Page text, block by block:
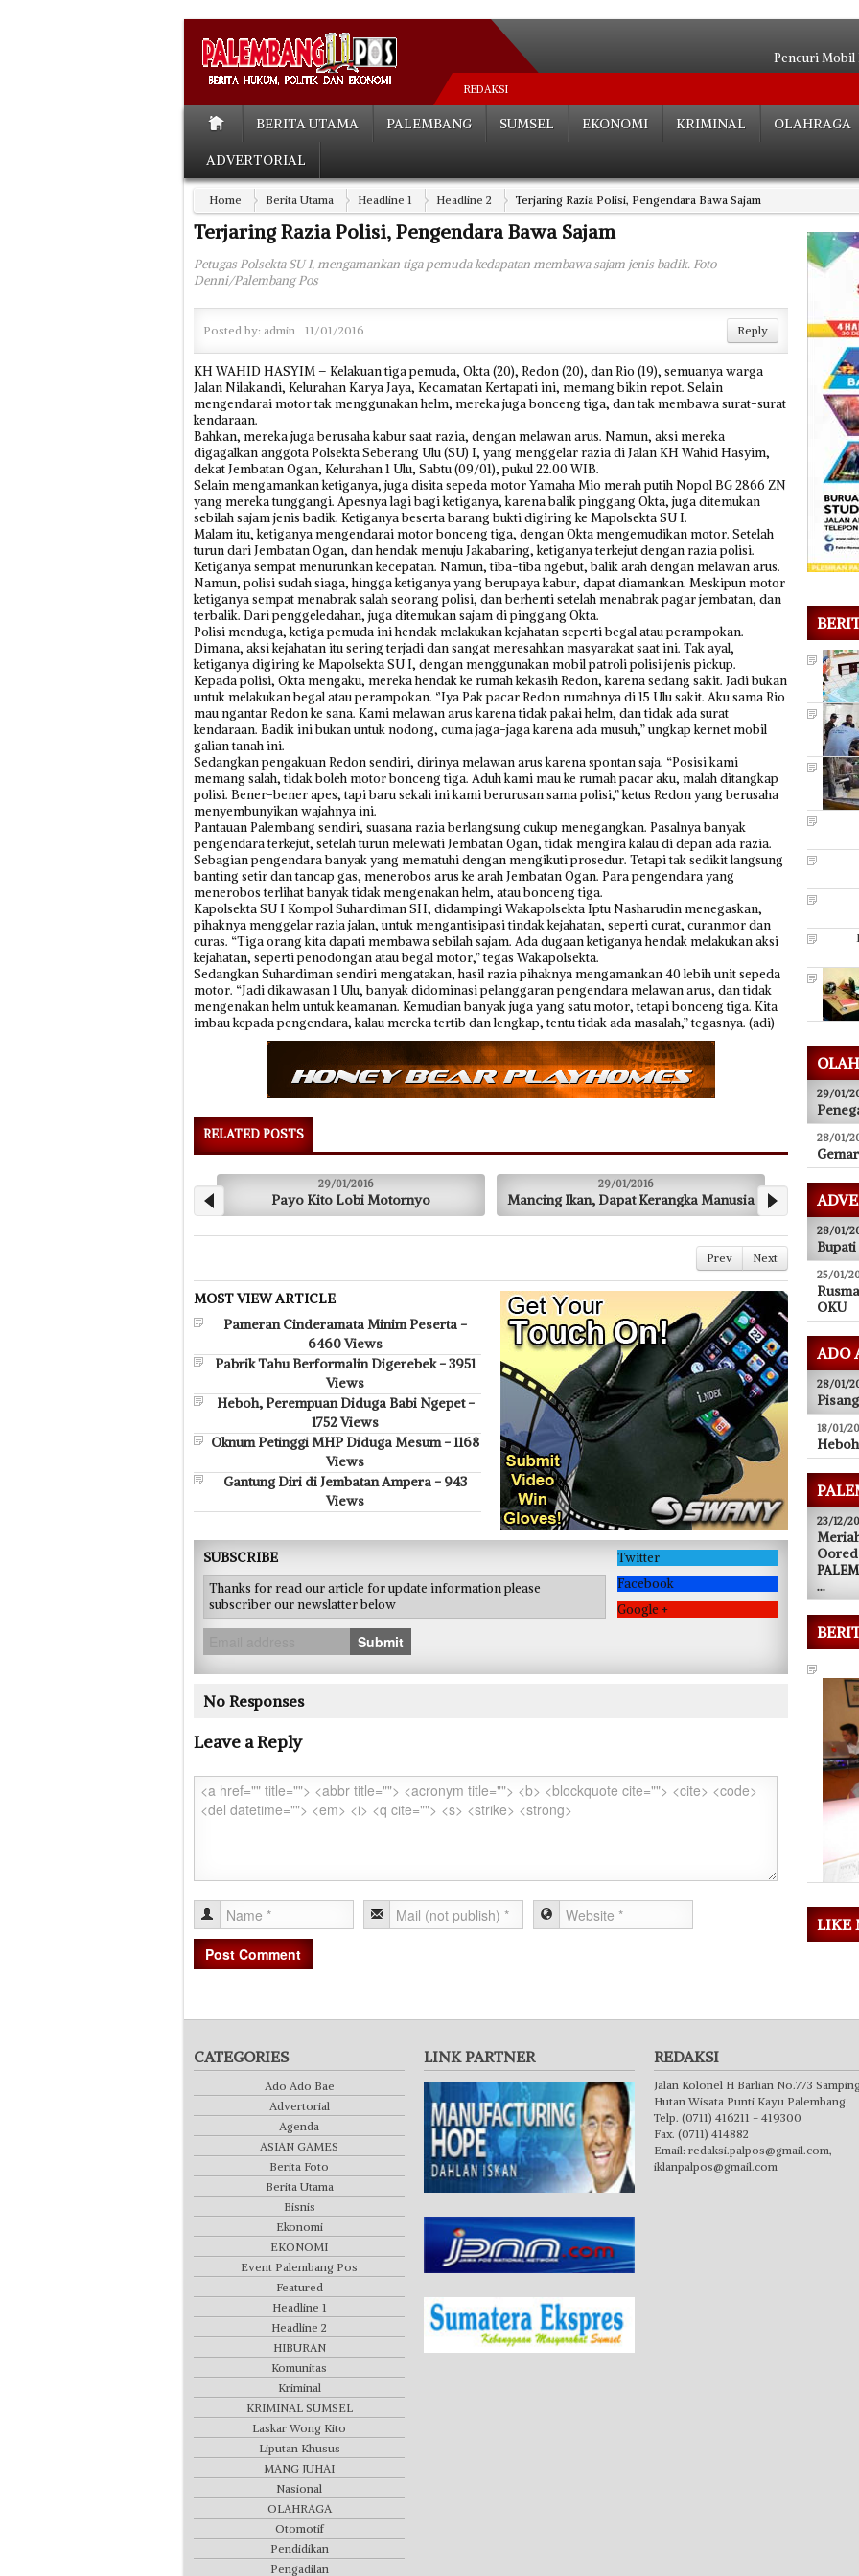
Pencuri Mobil
Tiga Mobil
Mobil Dewan
4 Tahun Jadi
Ratusan
Terjaring Razia Polisi,
Menhub:
Truk Ekspedisi Takut
REDAKSI
BERITA UTAMA PALEMBANG SUMSEL EKONOMI KRIMINAL OLAHRAGA
ADVERTORIAL
Home Berita Utama Headline 1 Headline 2 Terjaring Razia Polisi, Pengendara Bawa Sajam
Terjaring Razia Polisi, Pengendara Bawa Sajam
Petugas Polsekta SU I, mengamankan tiga pemuda kedapatan membawa sajam jenis badik. Foto
Denni/Palembang Pos
Posted by: admin 11/01/2016 Reply
KH WAHID HASYIM – Kelakuan tiga pemuda, Okta (20), Redon (20), dan Rio (19), semuanya warga
Jalan Nilakandi, Kelurahan Karya Jaya, Kecamatan Kertapati ini, memang bikin repot. Selain
mengendarai motor tak menggunakan helm, mereka juga bonceng tiga, dan tak membawa surat-surat
kendaraan.
Bahkan, mereka juga berusaha kabur saat razia, dengan melawan arus. Namun, aksi mereka
digagalkan anggota Polsekta Seberang Ulu (SU) I, yang menggelar razia di Jalan KH Wahid Hasyim,
dekat Jembatan Ogan, Kelurahan 1 Ulu, Sabtu (09/01), pukul 22.00 WIB.
Selain mengamankan ketiganya, juga disita sepeda motor Yamaha Mio merah putih Nopol BG 2866 ZN
yang mereka tunggangi. Apesnya lagi bagi ketiganya, karena balik pinggang Okta, juga ditemukan
sebilah sajam jenis badik. Ketiganya beserta barang bukti digiring ke Mapolsekta SU I.
Malam itu, ketiganya mengendarai motor bonceng tiga, dengan Okta mengemudikan motor. Setelah
turun dari Jembatan Ogan, dan hendak menuju Jakabaring, ketiganya terkejut dengan razia polisi.
Ketiganya sempat menurunkan kecepatan. Namun, tiba-tiba ngebut, balik arah dengan melawan arus.
Namun, polisi sudah siaga, hingga ketiganya yang berupaya kabur, dapat diamankan. Meskipun motor
ketiganya sempat menabrak salah seorang polisi, dan berhenti setelah menabrak pagar jembatan, dan
terbalik. Dari penggeledahan, juga ditemukan sajam di pinggang Okta.
Polisi menduga, ketiga pemuda ini hendak melakukan kejahatan seperti begal atau perampokan.
Dimana, aksi kejahatan itu sering terjadi dan sangat meresahkan masyarakat saat ini. Tak ayal,
ketiganya digiring ke Mapolsekta SU I, dengan menggunakan mobil patroli polisi jenis pickup.
Kepada polisi, Okta mengaku, mereka hendak ke rumah kekasih Redon, karena sedang sakit. Jadi bukan
untuk melakukan begal atau perampokan. ‘’Iya Pak pacar Redon rumahnya di 15 Ulu sakit. Aku sama Rio
mau ngantar Redon ke sana. Kami melawan arus karena tidak pakai helm, dan tidak ada surat
kendaraan. Badik ini bukan untuk nodong, cuma jaga-jaga karena ada musuh,” ungkap kernet mobil
galian tanah ini.
Sedangkan pengakuan Redon sendiri, dirinya melawan arus karena spontan saja. “Posisi kami
memang salah, tidak boleh motor bonceng tiga. Aduh kami mau ke rumah pacar aku, malah ditangkap
polisi. Bener-bener apes, tapi baru sekali ini kami berurusan sama polisi,” ketus Redon yang berusaha
menyembunyikan wajahnya ini.
Pantauan Palembang sendiri, suasana razia berlangsung cukup menegangkan. Pasalnya banyak
pengendara terkejut, setelah turun melewati Jembatan Ogan, tidak mengira kalau di depan ada razia.
Sebagian pengendara banyak yang mematuhi dengan mengikuti prosedur. Tetapi tak sedikit langsung
banting setir dan tancap gas, menerobos arus ke arah Jembatan Ogan. Para pengendara yang
menerobos terlihat banyak tidak mengenakan helm, atau bonceng tiga.
Kapolsekta SU I Kompol Suhardiman SH, didampingi Wakapolsekta Iptu Nasharudin menegaskan,
pihaknya menggelar razia jalan, untuk mengantisipasi tindak kejahatan, seperti curat, curanmor dan
curas. “Tiga orang kita dapati membawa sebilah sajam. Ada dugaan ketiganya hendak melakukan aksi
kejahatan, seperti penodongan atau begal motor,” tegas Wakapolsekta.
Sedangkan Suhardiman sendiri mengatakan, hasil razia pihaknya mengamankan 40 lebih unit sepeda
motor. “Jadi dikawasan 1 Ulu, banyak didominasi pelanggaran pengendara melawan arus, dan tidak
mengenakan helm untuk keamanan. Kemudian banyak juga yang satu motor, tetapi bonceng tiga. Kita
imbau kepada pengendara, kalau mereka tertib dan lengkap, tentu tidak ada masalah,” tegasnya. (adi)
RELATED POSTS
Payo Kito Lobi Motornyo Mancing Ikan, Dapat Kerangka Manusia
29/01/2016
Suami Gerebek Istri Selingkuh
Prev Next
MOST VIEW ARTICLE
Pameran Cinderamata Minim Peserta -
6460 Views
Pabrik Tahu Berformalin Digerebek - 3951
Views
Heboh, Perempuan Diduga Babi Ngepet -
1752 Views
Oknum Petinggi MHP Diduga Mesum - 1168
Views
Gantung Diri di Jembatan Ampera - 943
Views
SUBSCRIBE
Thanks for read our article for update information please
subscriber our newslatter below
Submit
Twitter
Facebook
Google +
No Responses
Leave a Reply
29/01/
28/01/
28/01/
25/01/
OKU
ADO
28/01/
18/01/
23/12/
...
LIKE
CATEGORIES
Ado Ado Bae
Advertorial
Agenda
ASIAN GAMES
Berita Foto
Berita Utama
Bisnis
Ekonomi
EKONOMI
Event Palembang Pos
Featured
Headline 1
Headline 2
HIBURAN
Komunitas
Kriminal
KRIMINAL SUMSEL
Laskar Wong Kito
Liputan Khusus
MANG JUHAI
Nasional
OLAHRAGA
Otomotif
Pendidikan
Pengadilan
LINK PARTNER REDAKSI
Jalan Kolonel H Barlian No.773
Hutan Wisata Punti Kayu Palembang
Telp. (0711) 416211 - 419300
Fax. (0711) 414882
Email: redaksi.palpos@gmail.com,
iklanpalpos@gmail.com